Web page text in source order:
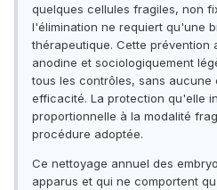
quelques cellules fragiles, non
l'élimination ne requiert qu'une
thérapeutique. Cette prévention
anodine et sociologiquement
tous les contrôles, sans aucune
efficacité. La protection qu'elle
proportionnelle à la modalité
procédure adoptée.
Ce nettoyage annuel des
apparus et qui ne comportent